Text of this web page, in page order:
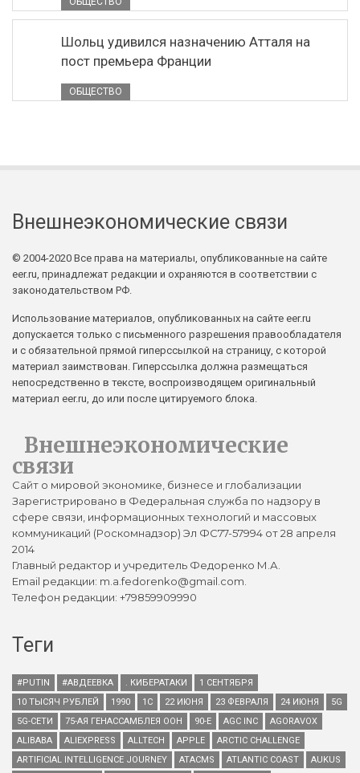
Шольц удивился назначению Атталя на
пост премьера Франции
ОБЩЕСТВО
Внешнеэкономические связи
© 2004-2020 Все права на материалы, опубликованные на сайте
eer.ru, принадлежат редакции и охраняются в соответствии с
законодательством РФ.
Использование материалов, опубликованных на сайте eer.ru
допускается только с письменного разрешения правообладателя
и с обязательной прямой гиперссылкой на страницу, с которой
материал заимствован. Гиперссылка должна размещаться
непосредственно в тексте, воспроизводящем оригинальный
материал eer.ru, до или после цитируемого блока.
Внешнеэкономические
связи
Сайт о мировой экономике, бизнесе и глобализации
Зарегистрировано в Федеральная служба по надзору в
сфере связи, информационных технологий и массовых
коммуникаций (Роскомнадзор) Эл ФС77-57994 от 28 апреля
2014
Главный редактор и учредитель Федоренко М.А.
Email редакции: m.a.fedorenko@gmail.com.
Телефон редакции: +79859909990
Теги
#PUTIN #АВДЕЕВКА . КИБЕРАТАКИ
1 СЕНТЯБРЯ
10 ТЫСЯЧ РУБЛЕЙ
1990 1С 22 ИЮНЯ 23 ФЕВРАЛЯ 24 ИЮНЯ
5G
5G-СЕТИ
75-АЯ ГЕНАССАМБЛЕЯ ООН 90-Е AGC INC
AGORAVOX
ALIBABA
ALIEXPRESS ALLTECH APPLE
ARCTIC CHALLENGE
ARTIFICIAL INTELLIGENCE JOURNEY
ATACMS ATLANTIC COAST
AUKUS